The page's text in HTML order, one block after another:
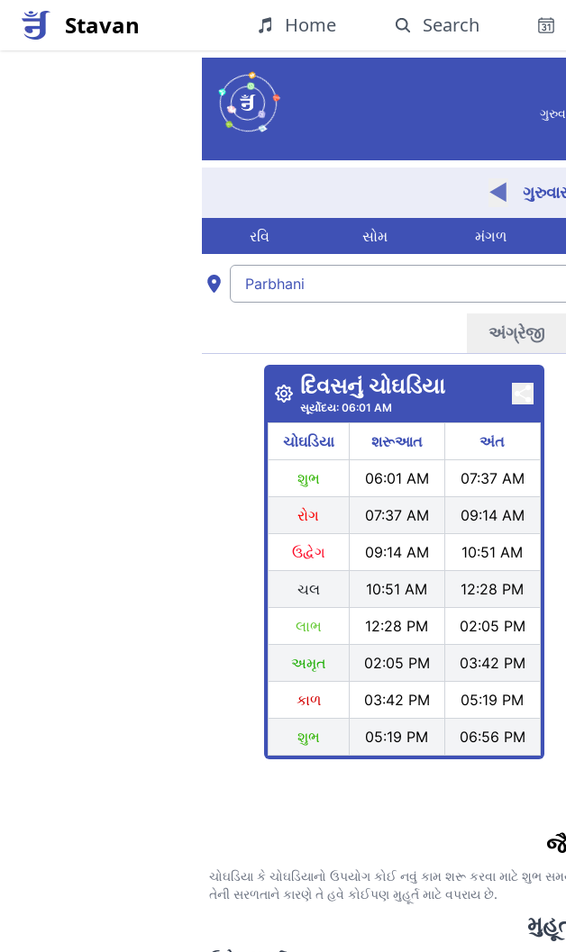
Stavan Home Search
Parbhani માટે આજનું જૈન ચોઘડિયા
◀
રવિ સોમ મંગળ
અંગ્રેજી
દિવસનું ચોઘડિયા
સૂર્યોદય: 06:01 AM
ચોઘડિયા શરૂઆત અંત
શુભ 06:01 AM 07:37 AM
રોગ 07:37 AM 09:14 AM
ઉદ્વેગ 09:14 AM 10:51 AM
ચલ 10:51 AM 12:28 PM
લાભ 12:28 PM 02:05 PM
અમૃત 02:05 PM 03:42 PM
કાળ 03:42 PM 05:19 PM
શુભ 05:19 PM 06:56 PM
ચોઘડિયા કે ચોઘડિયાનો ઉપયોગ કોઈ નવું કામ શરૂ કરવા માટે શુભ
તેની સરળતાને કારણે તે હવે કોઈપણ મુહૂર્ત માટે વપરાય છે.